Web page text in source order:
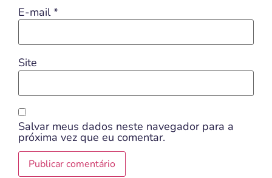
E-mail*
Site
Salvar meus dados neste navegador para a
próxima vez que eu comentar.